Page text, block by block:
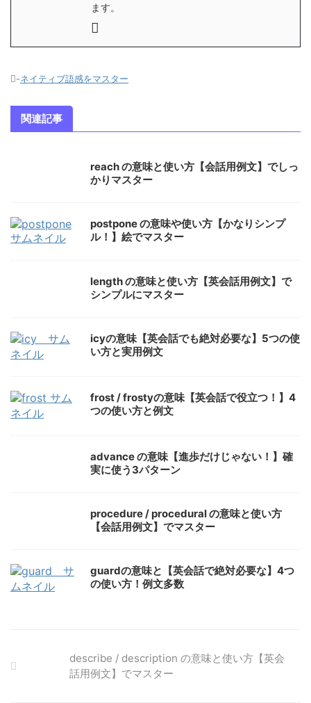
ます。
-ネイティブ語感をマスター
関連記事
reach の意味と使い方【会話用例文】でしっ
かりマスター
postpone の意味や使い方【かなりシンプ
ル！】絵でマスター
length の意味と使い方【英会話用例文】で
シンプルにマスター
icyの意味【英会話でも絶対必要な】5つの使
い方と実用例文
frost / frostyの意味【英会話で役立つ！】4
つの使い方と例文
advance の意味【進歩だけじゃない！】確
実に使う3パターン
procedure / procedural の意味と使い方
【会話用例文】でマスター
guardの意味と【英会話で絶対必要な】4つ
の使い方！例文多数
describe / description の意味と使い方【英会
話用例文】でマスター